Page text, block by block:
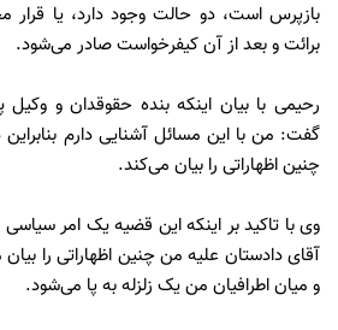
بازپرس است، دو حالت وجود دارد، یا قرار
برائت و بعد از آن کیفرخواست صادر می‌شود.
رحیمی با بیان اینکه بنده حقوقدان و
گفت: من با این مسائل آشنایی دارم
چنین اظهاراتی را بیان می‌کند.
وی با تاکید بر اینکه این قضیه یک امر
آقای دادستان علیه من چنین اظهاراتی را
و میان اطرافیان من یک زلزله به پا می‌شود.